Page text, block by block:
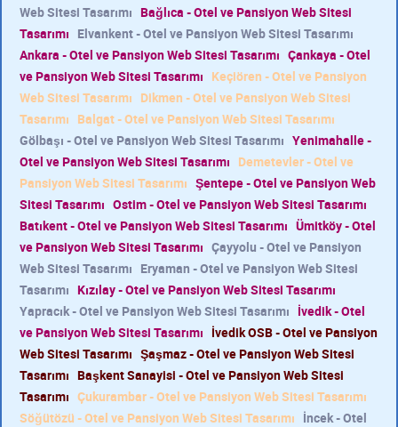
Web Sitesi Tasarımı Bağlıca - Otel ve Pansiyon Web Sitesi
Tasarımı Elvankent - Otel ve Pansiyon Web Sitesi Tasarımı
Ankara - Otel ve Pansiyon Web Sitesi Tasarımı Çankaya - Otel
ve Pansiyon Web Sitesi Tasarımı Keçiören - Otel ve Pansiyon
Web Sitesi Tasarımı Dikmen - Otel ve Pansiyon Web Sitesi
Tasarımı Balgat - Otel ve Pansiyon Web Sitesi Tasarımı
Gölbaşı - Otel ve Pansiyon Web Sitesi Tasarımı Yenimahalle -
Otel ve Pansiyon Web Sitesi Tasarımı Demetevler - Otel ve
Pansiyon Web Sitesi Tasarımı Şentepe - Otel ve Pansiyon Web
Sitesi Tasarımı Ostim - Otel ve Pansiyon Web Sitesi Tasarımı
Batıkent - Otel ve Pansiyon Web Sitesi Tasarımı Ümitköy - Otel
ve Pansiyon Web Sitesi Tasarımı Çayyolu - Otel ve Pansiyon
Web Sitesi Tasarımı Eryaman - Otel ve Pansiyon Web Sitesi
Tasarımı Kızılay - Otel ve Pansiyon Web Sitesi Tasarımı
Yapracık - Otel ve Pansiyon Web Sitesi Tasarımı İvedik - Otel
ve Pansiyon Web Sitesi Tasarımı İvedik OSB - Otel ve Pansiyon
Web Sitesi Tasarımı Şaşmaz - Otel ve Pansiyon Web Sitesi
Tasarımı Başkent Sanayisi - Otel ve Pansiyon Web Sitesi
Tasarımı Çukurambar - Otel ve Pansiyon Web Sitesi Tasarımı
Söğütözü - Otel ve Pansiyon Web Sitesi Tasarımı İncek - Otel